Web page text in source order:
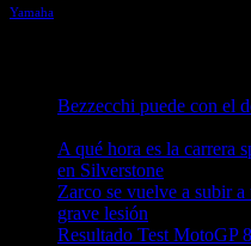
Yamaha
Bezzecchi puede con el
A qué hora es la carrera
en Silverstone
Zarco se vuelve a subir a
grave lesión
Resultado Test MotoGP